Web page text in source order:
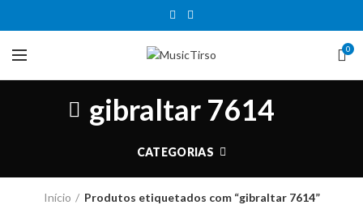
0
gibraltar 7614
CATEGORIAS
Início Produtos etiquetados com “gibraltar 7614”